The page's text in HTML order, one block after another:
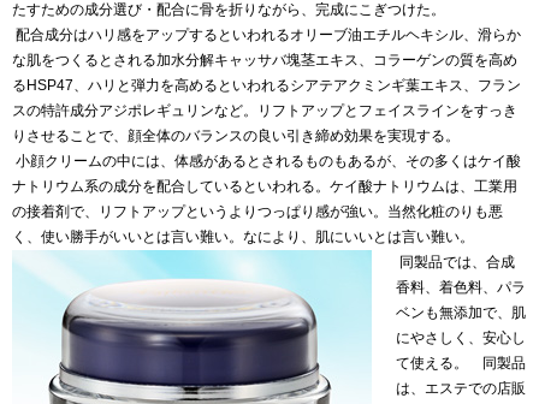
たすための成分選び・配合に骨を折りながら、完成にこぎつけた。
配合成分はハリ感をアップするといわれるオリーブ油エチルヘキシル、滑らか
な肌をつくるとされる加水分解キャッサバ塊茎エキス、コラーゲンの質を高め
るHSP47、ハリと弾力を高めるといわれるシアテアクミンギ葉エキス、フラン
スの特許成分アジポレギュリンなど。リフトアップとフェイスラインをすっき
りさせることで、顔全体のバランスの良い引き締め効果を実現する。
小顔クリームの中には、体感があるとされるものもあるが、その多くはケイ酸
ナトリウム系の成分を配合しているといわれる。ケイ酸ナトリウムは、工業用
の接着剤で、リフトアップというよりつっぱり感が強い。当然化粧のりも悪
く、使い勝手がいいとは言い難い。なにより、肌にいいとは言い難い。
同製品では、合成
香料、着色料、パラ
ベンも無添加で、肌
にやさしく、安心し
て使える。 同製品
は、エステでの店販